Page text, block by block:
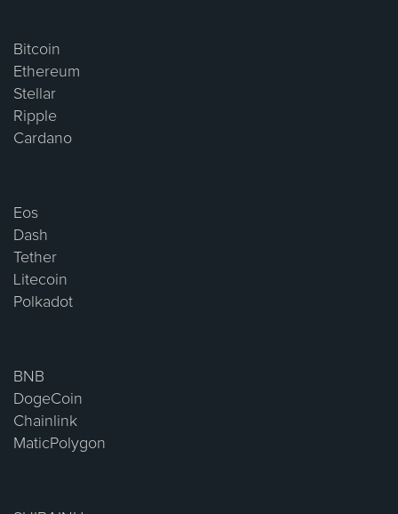
Bitcoin
Ethereum
Stellar
Ripple
Cardano
Eos
Dash
Tether
Litecoin
Polkadot
BNB
DogeCoin
Chainlink
MaticPolygon